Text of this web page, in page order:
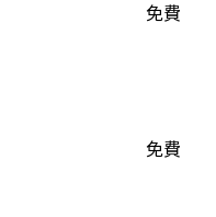
免費
免費